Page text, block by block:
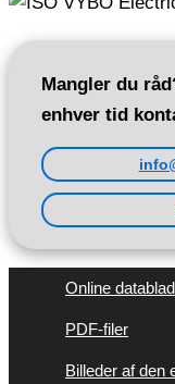
4)
Mangler du
enhver tid
Online datablad
PDF-filer
Billeder af den